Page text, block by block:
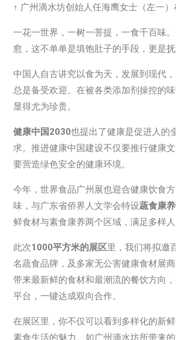
↑ 广州滴水坊创始人任海鹰女士（左一）
一花一世界，一树一菩提，一食千百味
愈，这不单单是填饱肚子的手段，更是抚
中国人自古讲究以食为天，发展到现代
总是备受欢迎。在被各类添加剂操控的
显得尤为珍贵。
健康中国2030也提出了健康是促进人的
求。推进健康中国建设不仅要推行健康
要营造绿色安全的健康环境。
今年，世界食品广州展也迎合健康饮食
味，与广东省侨界人文学会特设蔬食康
鲜食材与素食康养两个区域，满足多样人
此次1000平方米的展区里，我们将拟邀
名蔬食品牌，及多家无公害健康食材展
带来最新鲜的食材和最潮流的餐饮方向
平台，一键达成双向合作。
在展区里，你不仅可以看到多样化的新
素食生活的魅力。如广州滴水坊所带来